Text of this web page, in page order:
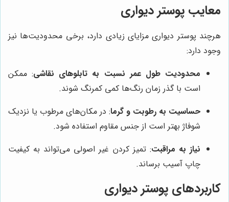
معایب پوستر دیواری
هرچند پوستر دیواری مزایای زیادی دارد، برخی محدودیت‌ها نیز
وجود دارد:
محدودیت طول عمر نسبت به تابلوهای نقاشی: ممکن
است با گذر زمان رنگ‌ها کمی کمرنگ شوند.
حساسیت به رطوبت و گرما: در مکان‌های مرطوب یا نزدیک
شوفاژ بهتر است از جنس مقاوم استفاده شود.
نیاز به مراقبت: تمیز کردن غیر اصولی می‌تواند به کیفیت
چاپ آسیب برساند.
کاربردهای پوستر دیواری